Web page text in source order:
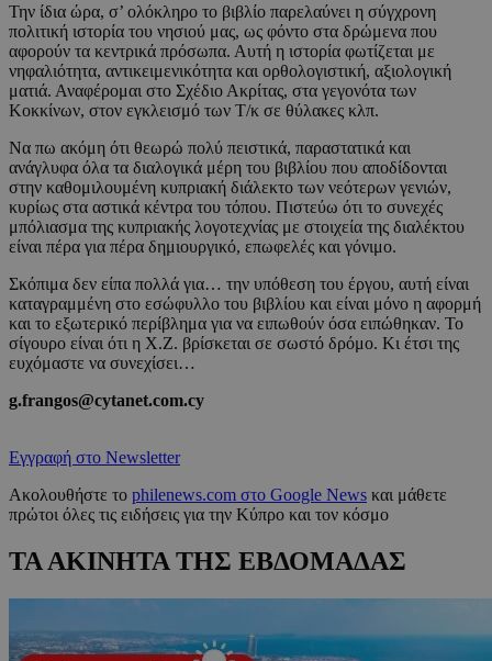
Την ίδια ώρα, σ’ ολόκληρο το βιβλίο παρελαύνει η σύγχρονη
πολιτική ιστορία του νησιού μας, ως φόντο στα δρώμενα που
αφορούν τα κεντρικά πρόσωπα. Αυτή η ιστορία φωτίζεται με
νηφαλιότητα, αντικειμενικότητα και ορθολογιστική, αξιολογική
ματιά. Αναφέρομαι στο Σχέδιο Ακρίτας, στα γεγονότα των
Κοκκίνων, στον εγκλεισμό των Τ/κ σε θύλακες κλπ.
Να πω ακόμη ότι θεωρώ πολύ πειστικά, παραστατικά και
ανάγλυφα όλα τα διαλογικά μέρη του βιβλίου που αποδίδονται
στην καθομιλουμένη κυπριακή διάλεκτο των νεότερων γενιών,
κυρίως στα αστικά κέντρα του τόπου. Πιστεύω ότι το συνεχές
μπόλιασμα της κυπριακής λογοτεχνίας με στοιχεία της διαλέκτου
είναι πέρα για πέρα δημιουργικό, επωφελές και γόνιμο.
Σκόπιμα δεν είπα πολλά για… την υπόθεση του έργου, αυτή είναι
καταγραμμένη στο εσώφυλλο του βιβλίου και είναι μόνο η αφορμή
και το εξωτερικό περίβλημα για να ειπωθούν όσα ειπώθηκαν. Το
σίγουρο είναι ότι η Χ.Ζ. βρίσκεται σε σωστό δρόμο. Κι έτσι της
ευχόμαστε να συνεχίσει…
g.frangos@cytanet.com.cy
Εγγραφή στο Newsletter
Ακολουθήστε το philenews.com στο Google News και μάθετε
πρώτοι όλες τις ειδήσεις για την Κύπρο και τον κόσμο
ΤΑ ΑΚΙΝΗΤΑ ΤΗΣ ΕΒΔΟΜΑΔΑΣ